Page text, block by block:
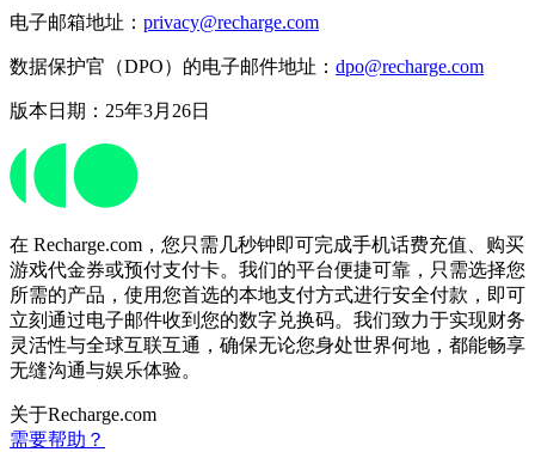
电子邮箱地址： privacy@recharge.com
数据保护官（DPO）的电子邮件地址： dpo@recharge.com
版本日期：25年3月26日
在 Recharge.com，您只需几秒钟即可完成手机话费充值、购买
游戏代金券或预付支付卡。我们的平台便捷可靠，只需选择您
所需的产品，使用您首选的本地支付方式进行安全付款，即可
立刻通过电子邮件收到您的数字兑换码。我们致力于实现财务
灵活性与全球互联互通，确保无论您身处世界何地，都能畅享
无缝沟通与娱乐体验。
关于Recharge.com
需要帮助？